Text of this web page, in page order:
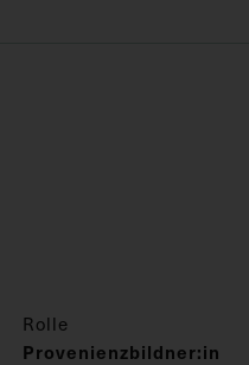
Rolle
Provenienzbildner:in